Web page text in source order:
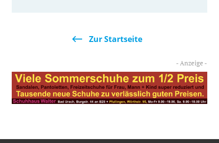
Zur Startseite